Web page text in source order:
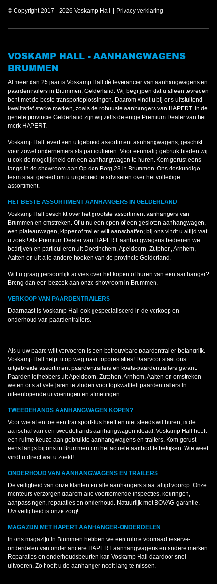
© Copyright 2017 - 2026 Voskamp Hall Privacy verklaring
VOSKAMP HALL - AANHANGWAGENS
BRUMMEN
Al meer dan 25 jaar is Voskamp Hall dé leverancier van aanhangwagens en
paardentrailers in Brummen, Gelderland. Wij begrijpen dat u alleen tevreden
bent met de beste transportoplossingen. Daarom vindt u bij ons uitsluitend
kwalitatief sterke merken, zoals de robuuste aanhangers van HAPERT. In de
gehele provincie Gelderland zijn wij zelfs de enige Premium Dealer van het
merk HAPERT.
Voskamp Hall levert een uitgebreid assortiment aanhangwagens, geschikt
voor zowel ondernemers als particulieren. Voor eenmalig gebruik bieden wij
u ook de mogelijkheid om een aanhangwagen te huren. Kom gerust eens
langs in de showroom aan Op den Berg 23 in Brummen. Ons deskundige
team staat gereed om u uitgebreid te adviseren over het volledige
assortiment.
HET BESTE ASSORTIMENT AANHANGERS IN GELDERLAND
Voskamp Hall beschikt over het grootste assortiment aanhangers van
Brummen en omstreken. Of u nu een open of een gesloten aanhangwagen,
een plateauwagen, kipper of trailer wilt aanschaffen; bij ons vindt u altijd wat
u zoekt! Als Premium Dealer van HAPERT aanhangwagens bedienen we
bedrijven en particulieren uit Doetinchem, Apeldoorn, Zutphen, Arnhem,
Aalten en uit alle andere hoeken van de provincie Gelderland.
Wilt u graag persoonlijk advies over het kopen of huren van een aanhanger?
Breng dan een bezoek aan onze showroom in Brummen.
VERKOOP VAN PAARDENTRAILERS
Daarnaast is Voskamp Hall ook gespecialiseerd in de verkoop en
onderhoud van paardentrailers.
Als u uw paard wilt vervoeren is een betrouwbare paardentrailer belangrijk.
Voskamp Hall helpt u op weg naar topprestaties! Daarvoor staat ons
uitgebreide assortiment paardentrailers en koets-paardentrailers garant.
Paardenliefhebbers uit Apeldoorn, Zutphen, Arnhem, Aalten en omstreken
weten ons al vele jaren te vinden voor topkwaliteit paardentrailers in
uiteenlopende uitvoeringen en afmetingen.
TWEEDEHANDS AANHANGWAGEN KOPEN?
Voor wie af en toe een transportklus heeft en niet steeds wil huren, is de
aanschaf van een tweedehands aanhangwagen ideaal. Voskamp Hall heeft
een ruime keuze aan gebruikte aanhangwagens en trailers. Kom gerust
eens langs bij ons in Brummen om het actuele aanbod te bekijken. Wie weet
vindt u direct wat u zoekt!
ONDERHOUD VAN AANHANGWAGENS EN TRAILERS
De veiligheid van onze klanten en alle aanhangers staat altijd voorop. Onze
monteurs verzorgen daarom alle voorkomende inspecties, keuringen,
aanpassingen, reparaties en onderhoud. Natuurlijk met BOVAG-garantie.
Uw veiligheid is onze zorg!
MAGAZIJN MET HAPERT AANHANGER-ONDERDELEN
In ons magazijn in Brummen hebben we een ruime voorraad reserve-
onderdelen van onder andere HAPERT aanhangwagens en andere merken.
Reparaties en onderhoudsbeurten kan Voskamp Hall daardoor snel
uitvoeren. Zo hoeft u de aanhanger nooit lang te missen.